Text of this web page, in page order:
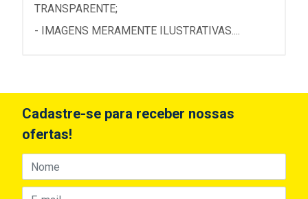
TRANSPARENTE;
- IMAGENS MERAMENTE ILUSTRATIVAS....
Cadastre-se para receber nossas
ofertas!